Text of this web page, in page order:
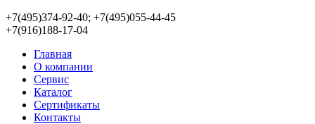
+7(495)374-92-40; +7(495)055-44-45
+7(916)188-17-04
Главная
О компании
Сервис
Каталог
Сертификаты
Контакты